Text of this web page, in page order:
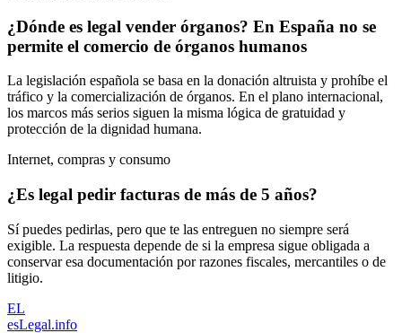
¿Dónde es legal vender órganos? En España no se
permite el comercio de órganos humanos
La legislación española se basa en la donación altruista y prohíbe el
tráfico y la comercialización de órganos. En el plano internacional,
los marcos más serios siguen la misma lógica de gratuidad y
protección de la dignidad humana.
Internet, compras y consumo
¿Es legal pedir facturas de más de 5 años?
Sí puedes pedirlas, pero que te las entreguen no siempre será
exigible. La respuesta depende de si la empresa sigue obligada a
conservar esa documentación por razones fiscales, mercantiles o de
litigio.
EL
esLegal.info